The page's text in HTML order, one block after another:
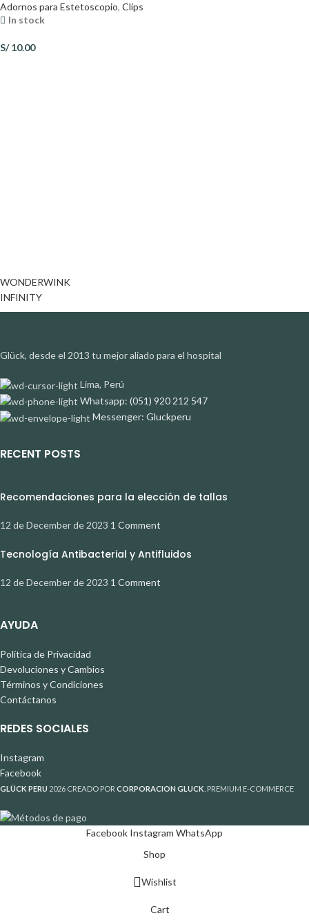
Adornos para Estetoscopio, Clips
In stock
S/10.00
WONDERWINK
INFINITY
Glück, desde el 2013 tu mejor aliado para el hospital
Lima, Perú
Whatsapp: (051) 920 212 547
Messenger: Gluckperu
RECENT POSTS
Recomendaciones para la elección de tallas
12 de December de 2023 1 Comment
Tecnología Antibacterial y Antifluidos
12 de December de 2023 1 Comment
AYUDA
Política de Privacidad
Devoluciones y Cambios
Términos y Condiciones
Contáctanos
REDES SOCIALES
Instagram
Facebook
GLÜCK PERU 2026 CREADO POR CORPORACION GLUCK . PREMIUM E-COMMERCE
Facebook Instagram WhatsApp
Shop
Wishlist
Cart